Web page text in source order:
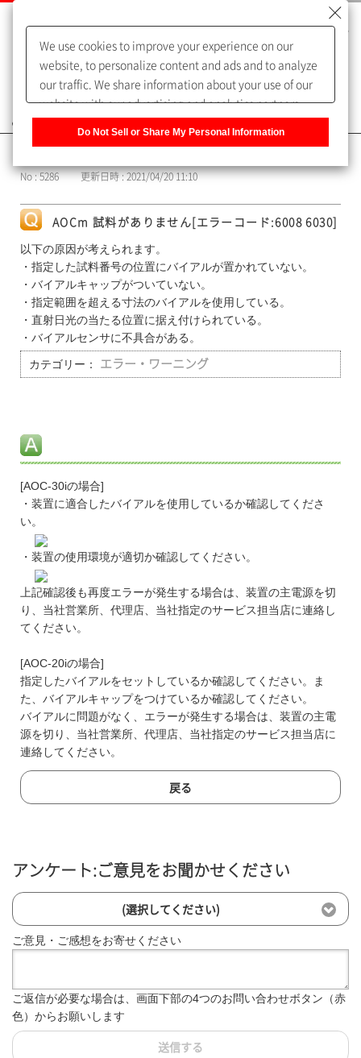
よくあるご質問（FAQ）
No : 5286 更新日時 : 2021/04/20 11:10
AOCm 試料がありません[エラーコード:6008 6030]
以下の原因が考えられます。
・指定した試料番号の位置にバイアルが置かれていない。
・バイアルキャップがついていない。
・指定範囲を超える寸法のバイアルを使用している。
・直射日光の当たる位置に据え付けられている。
・バイアルセンサに不具合がある。
カテゴリー： エラー・ワーニング
[AOC-30iの場合]
・装置に適合したバイアルを使用しているか確認してくださ
い。
・装置の使用環境が適切か確認してください。
上記確認後も再度エラーが発生する場合は、装置の主電源を切
り、当社営業所、代理店、当社指定のサービス担当店に連絡し
てください。
[AOC-20iの場合]
指定したバイアルをセットしているか確認してください。ま
た、バイアルキャップをつけているか確認してください。
バイアルに問題がなく、エラーが発生する場合は、装置の主電
源を切り、当社営業所、代理店、当社指定のサービス担当店に
連絡してください。
戻る
アンケート:ご意見をお聞かせください
(選択してください)
ご意見・ご感想をお寄せください
ご返信が必要な場合は、画面下部の4つのお問い合わせボタン（赤
色）からお願いします
送信する
We use cookies to improve your experience on our
website, to personalize content and ads and to analyze
our traffic. We share information about your use of our
website with our advertising and analytics partners,
of our sharing information about you with our partners.
Information] to customize your cookie settings on our
Do Not Sell or Share My Personal Information